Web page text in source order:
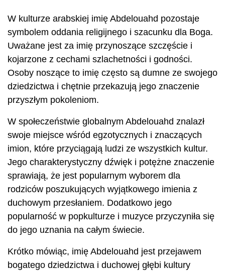
W kulturze arabskiej imię Abdelouahd pozostaje
symbolem oddania religijnego i szacunku dla Boga.
Uważane jest za imię przynoszące szczęście i
kojarzone z cechami szlachetności i godności.
Osoby noszące to imię często są dumne ze swojego
dziedzictwa i chętnie przekazują jego znaczenie
przyszłym pokoleniom.
W społeczeństwie globalnym Abdelouahd znalazł
swoje miejsce wśród egzotycznych i znaczących
imion, które przyciągają ludzi ze wszystkich kultur.
Jego charakterystyczny dźwięk i potężne znaczenie
sprawiają, że jest popularnym wyborem dla
rodziców poszukujących wyjątkowego imienia z
duchowym przesłaniem. Dodatkowo jego
popularność w popkulturze i muzyce przyczyniła się
do jego uznania na całym świecie.
Krótko mówiąc, imię Abdelouahd jest przejawem
bogatego dziedzictwa i duchowej głębi kultury